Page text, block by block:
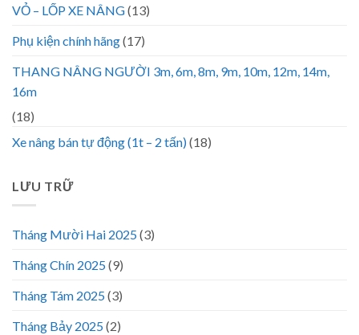
VỎ – LỐP XE NÂNG(13)
Phụ kiện chính hãng(17)
THANG NÂNG NGƯỜI 3m, 6m, 8m, 9m, 10m, 12m, 14m,
16m
(18)
Xe nâng bán tự động (1t – 2 tấn)(18)
LƯU TRỮ
Tháng Mười Hai 2025(3)
Tháng Chín 2025(9)
Tháng Tám 2025(3)
Tháng Bảy 2025(2)